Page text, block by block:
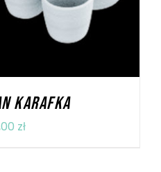
KARAFKA
zł